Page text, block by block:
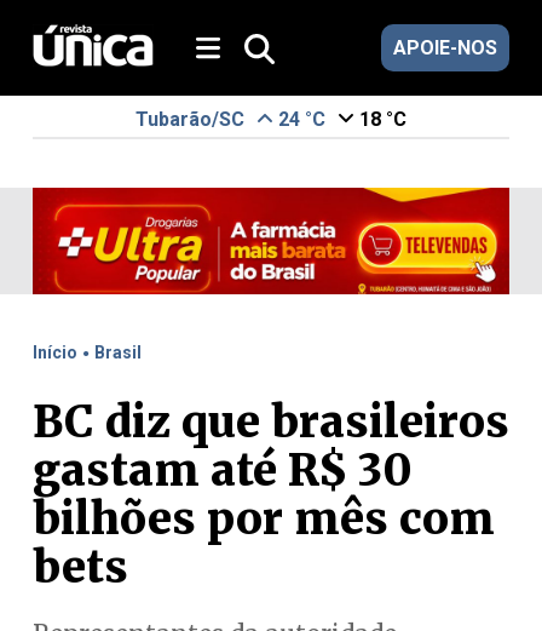
APOIE-NOS
Tubarão/SC 24 °C 18 °C
Início . Brasil
BC diz que brasileiros
gastam até R$ 30
bilhões por mês com
bets